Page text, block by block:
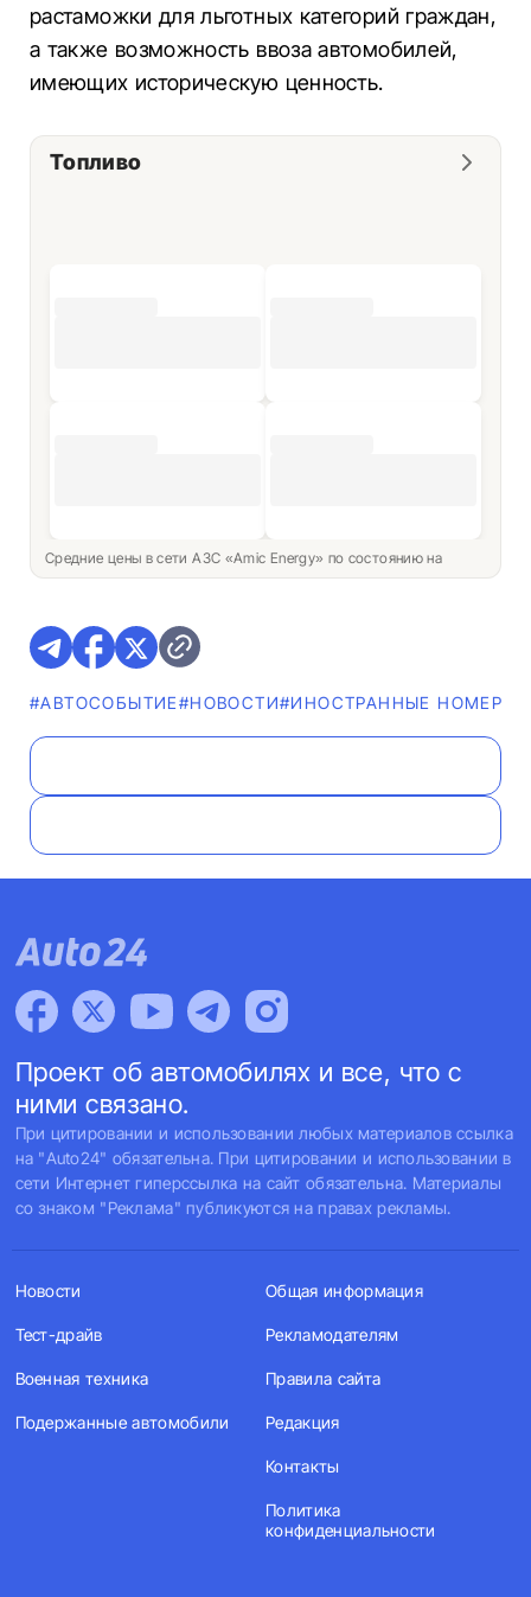
растаможки для льготных категорий граждан,
а также возможность ввоза автомобилей,
имеющих историческую ценность.
Топливо
Средние цены в сети АЗС «Amic Energy» по состоянию на
#АВТОСОБЫТИЕ#НОВОСТИ#ИНОСТРАННЫЕ НОМЕРА
Проект об автомобилях и все, что с
ними связано.
При цитировании и использовании любых материалов ссылка
на "Auto24" обязательна. При цитировании и использовании в
сети Интернет гиперссылка на сайт обязательна. Материалы
со знаком "Реклама" публикуются на правах рекламы.
Новости
Тест-драйв
Военная техника
Подержанные автомобили
Общая информация
Рекламодателям
Правила сайта
Редакция
Контакты
Политика
конфиденциальности